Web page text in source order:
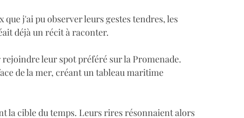
j'ai pu observer leurs gestes tendres, les
déjà un récit à raconter.
leur spot préféré sur la Promenade.
de la mer, créant un tableau maritime
la cible du temps. Leurs rires résonnaient alors